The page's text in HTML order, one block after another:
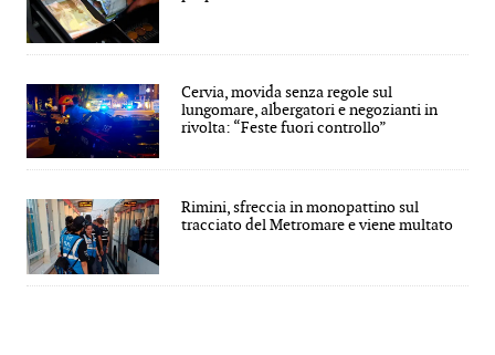
Cervia, movida senza regole sul
lungomare, albergatori e negozianti in
rivolta: “Feste fuori controllo”
Rimini, sfreccia in monopattino sul
tracciato del Metromare e viene multato